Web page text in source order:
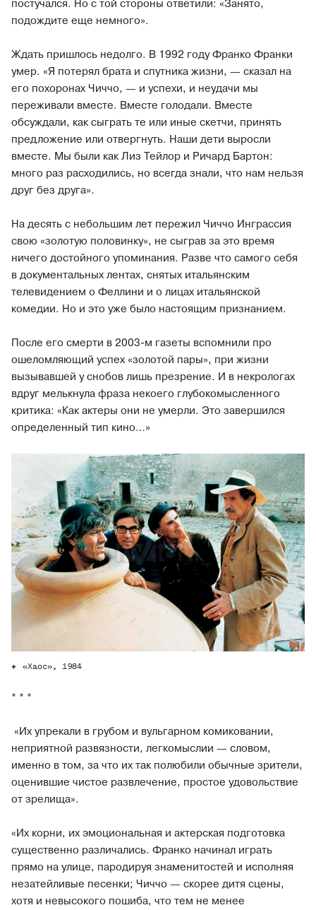
постучался. Но с той стороны ответили: «Занято,
подождите еще немного».
Ждать пришлось недолго. В 1992 году Франко Франки
умер. «Я потерял брата и спутника жизни, — сказал на
его похоронах Чиччо, — и успехи, и неудачи мы
переживали вместе. Вместе голодали. Вместе
обсуждали, как сыграть те или иные скетчи, принять
предложение или отвергнуть. Наши дети выросли
вместе. Мы были как Лиз Тейлор и Ричард Бартон:
много раз расходились, но всегда знали, что нам нельзя
друг без друга».
На десять с небольшим лет пережил Чиччо Инграссия
свою «золотую половинку», не сыграв за это время
ничего достойного упоминания. Разве что самого себя
в документальных лентах, снятых итальянским
телевидением о Феллини и о лицах итальянской
комедии. Но и это уже было настоящим признанием.
После его смерти в 2003-м газеты вспомнили про
ошеломляющий успех «золотой пары», при жизни
вызывавшей у снобов лишь презрение. И в некрологах
вдруг мелькнула фраза некоего глубокомысленного
критика: «Как актеры они не умерли. Это завершился
определенный тип кино…»
«Хаос», 1984
* * *
«Их упрекали в грубом и вульгарном комиковании,
неприятной развязности, легкомыслии — словом,
именно в том, за что их так полюбили обычные зрители,
оценившие чистое развлечение, простое удовольствие
от зрелища».
«Их корни, их эмоциональная и актерская подготовка
существенно различались. Франко начинал играть
прямо на улице, пародируя знаменитостей и исполняя
незатейливые песенки; Чиччо — скорее дитя сцены,
хотя и невысокого пошиба, что тем не менее